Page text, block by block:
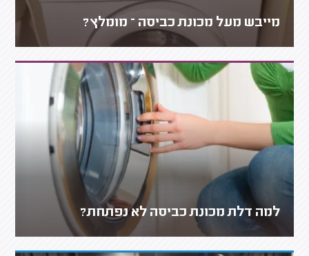
מייבש מעל מכונת כביסה – מומלץ?
למה דלת מכונת כביסה לא נפתחת?